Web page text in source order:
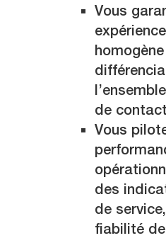
Vous
de
Vous
des
de
fiabilité